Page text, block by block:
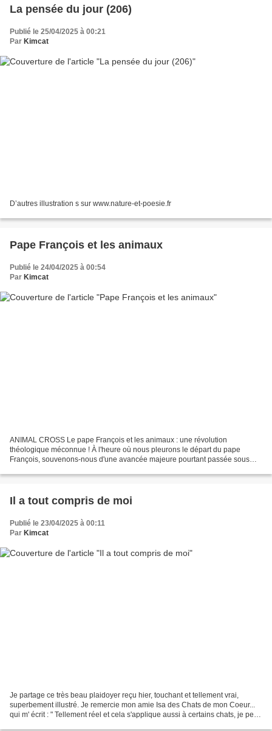
La pensée du jour (206)
Publié le 25/04/2025 à 00:21
Par Kimcat
D’autres illustration s sur www.nature-et-poesie.fr
Pape François et les animaux
Publié le 24/04/2025 à 00:54
Par Kimcat
ANIMAL CROSS Le pape François et les animaux : une révolution
théologique méconnue ! À l'heure où nous pleurons le départ du pape
François, souvenons-nous d'une avancée majeure pourtant passée sous
Il a tout compris de moi
Publié le 23/04/2025 à 00:11
Par Kimcat
Je partage ce très beau plaidoyer reçu hier, touchant et tellement vrai,
superbement illustré. Je remercie mon amie Isa des Chats de mon Coeur...
qui m' écrit : " Tellement réel et cela s'applique aussi à certains chats, je peux